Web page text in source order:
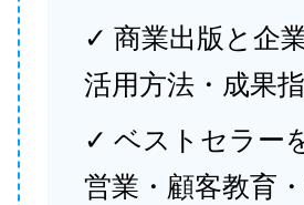
✓ 商業出版と企
活用方法・成果
✓ ベストセラー
営業・顧客教育